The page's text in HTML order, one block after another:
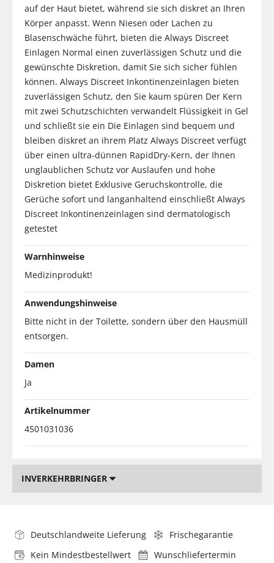
auf der Haut bietet, während sie sich diskret an Ihren
Körper anpasst. Wenn Niesen oder Lachen zu
Blasenschwäche führt, bieten die Always Discreet
Einlagen Normal einen zuverlässigen Schutz und die
gewünschte Diskretion, damit Sie sich sicher fühlen
können. Always Discreet Inkontinenzeinlagen bieten
zuverlässigen Schutz, den Sie kaum spüren Der Kern
mit zwei Schutzschichten verwandelt Flüssigkeit in Gel
und schließt sie ein Die Einlagen sind bequem und
bleiben diskret an ihrem Platz Always Discreet verfügt
über einen ultra-dünnen RapidDry-Kern, der Ihnen
unglaublichen Schutz vor Auslaufen und hohe
Diskretion bietet Exklusive Geruchskontrolle, die
Gerüche sofort und langanhaltend einschließt Always
Discreet Inkontinenzeinlagen sind dermatologisch
getestet
Warnhinweise
Medizinprodukt!
Anwendungshinweise
Bitte nicht in der Toilette, sondern über den Hausmüll
entsorgen.
Damen
Ja
Artikelnummer
4501031036
INVERKEHRBRINGER
Deutschlandweite Lieferung
Frischegarantie
Kein Mindestbestellwert
Wunschliefertermin